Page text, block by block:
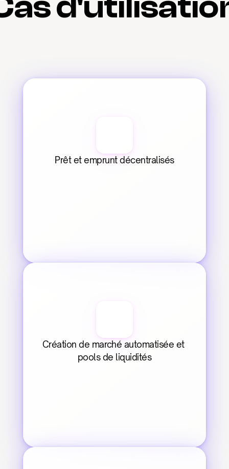
Prêt et emprunt décentralisés
Création de marché automatisée et
pools de liquidités